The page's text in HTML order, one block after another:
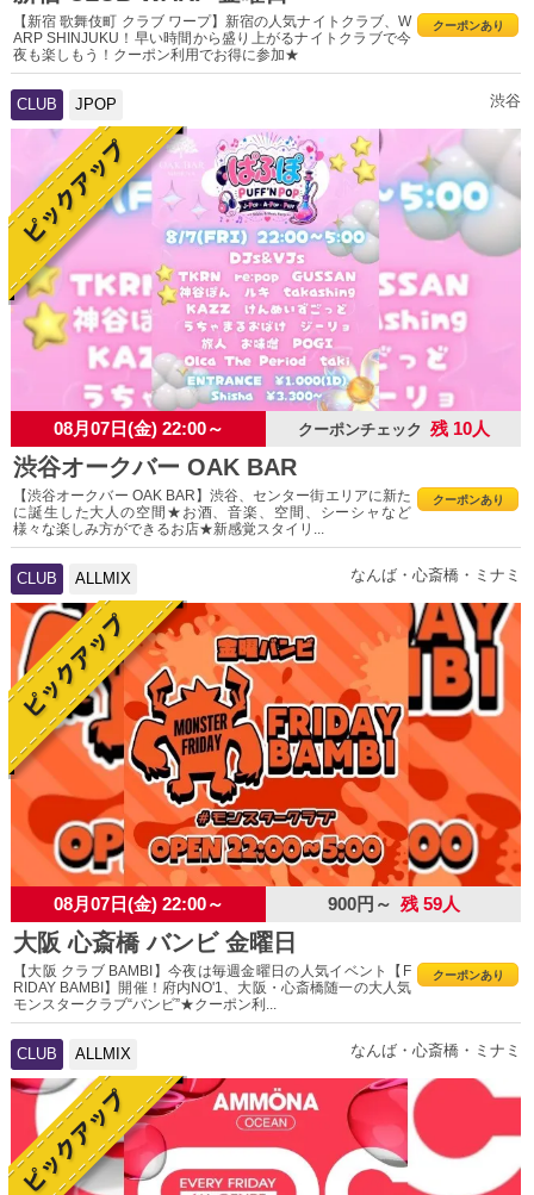
クーポンあり
【新宿 歌舞伎町 クラブ ワープ】新宿の人気ナイトクラブ、W
ARP SHINJUKU！早い時間から盛り上がるナイトクラブで今
夜も楽しもう！クーポン利用でお得に参加★
CLUB JPOP 渋谷
08月07日(金) 22:00～ クーポンチェック 残 10人
渋谷オークバー OAK BAR
クーポンあり
【渋谷オークバー OAK BAR】渋谷、センター街エリアに新た
に誕生した大人の空間★お酒、音楽、空間、シーシャなど
様々な楽しみ方ができるお店★新感覚スタイリ...
CLUB ALLMIX なんば・心斎橋・ミナミ
08月07日(金) 22:00～ 900円～ 残 59人
大阪 心斎橋 バンビ 金曜日
クーポンあり
【大阪 クラブ BAMBI】今夜は毎週金曜日の人気イベント【F
RIDAY BAMBI】開催！府内NO'1、大阪・心斎橋随一の大人気
モンスタークラブ“バンビ”★クーポン利...
CLUB ALLMIX なんば・心斎橋・ミナミ